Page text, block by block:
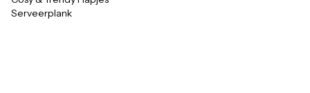
Serveerplank